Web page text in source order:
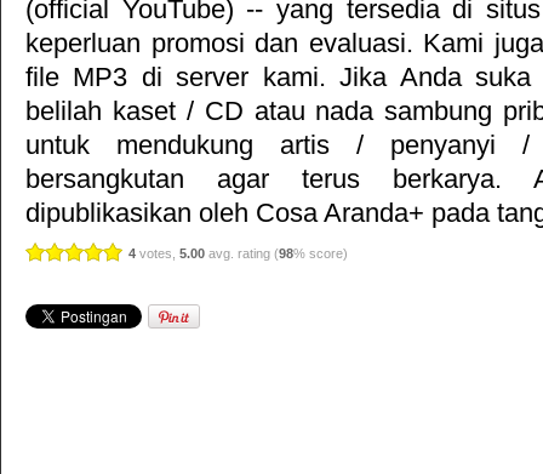
(official YouTube) -- yang tersedia di
keperluan promosi dan evaluasi. Kami
file MP3 di server kami. Jika Anda
belilah kaset / CD atau nada sambung
untuk mendukung artis / penyanyi
bersangkutan agar terus berkarya.
dipublikasikan oleh Cosa Aranda+ pada
4 votes, 5.00 avg. rating (98% score)